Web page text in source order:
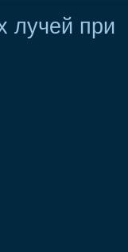
лучей при